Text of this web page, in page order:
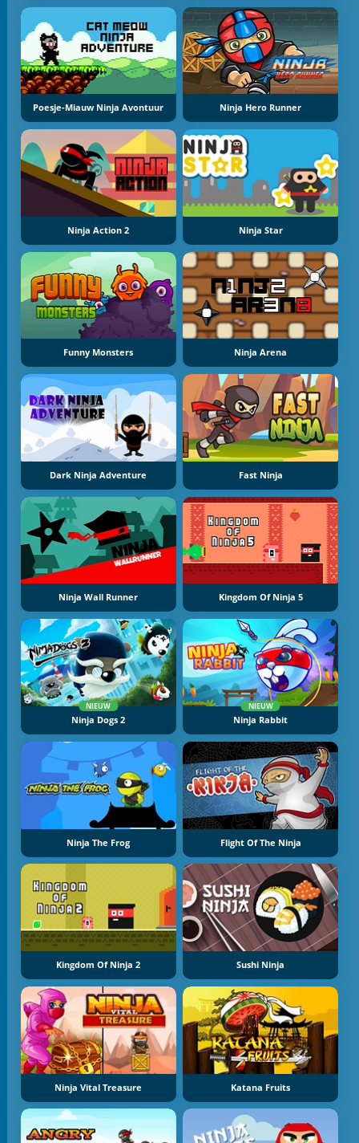
Poesje-Miauw Ninja Avontuur Ninja Hero Runner
Ninja Action 2 Ninja Star
Funny Monsters Ninja Arena
Dark Ninja Adventure Fast Ninja
Ninja Wall Runner Kingdom Of Ninja 5
NIEUW
Ninja Dogs 2
NIEUW
Ninja Rabbit
Ninja The Frog Flight Of The Ninja
Kingdom Of Ninja 2 Sushi Ninja
Ninja Vital Treasure Katana Fruits